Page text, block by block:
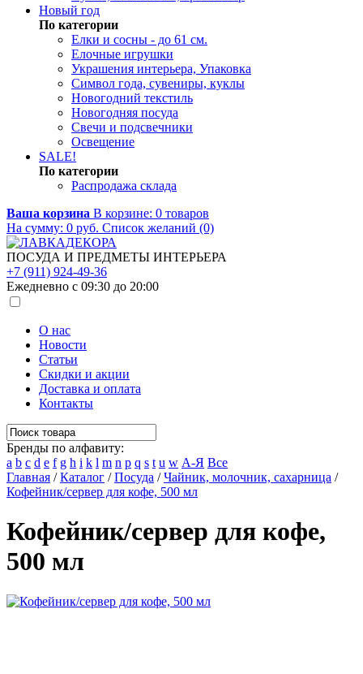
Новый год
По категории
Елки и сосны - до 61 см.
Елочные игрушки
Украшения интерьера, Упаковка
Символ года, сувениры, куклы
Новогодний текстиль
Новогодняя посуда
Свечи и подсвечники
Освещение
SALE!
По категории
Распродажа склада
Ваша корзина В корзине: 0 товаров
На сумму: 0 руб. Список желаний (0)
ПОСУДА И ПРЕДМЕТЫ ИНТЕРЬЕРА
+7 (911) 924-49-36
Ежедневно с 09:30 до 20:00
О нас
Новости
Статьи
Скидки и акции
Доставка и оплата
Контакты
Бренды по алфавиту:
a b c d e f g h i k l m n p q s t u w А-Я Все
Главная /Каталог /Посуда /Чайник, молочник, сахарница /
Кофейник/сервер для кофе, 500 мл
Кофейник/сервер для кофе,
500 мл